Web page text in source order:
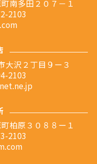
南多田２０７－１
2103
大沢２丁目９ー３
2103
柏原３０８８ー１
2103